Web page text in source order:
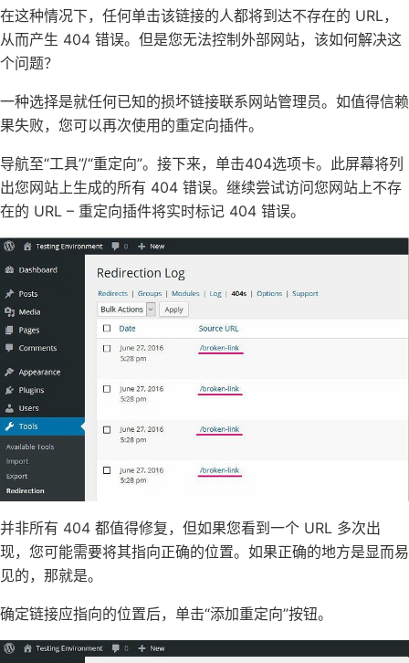
在这种情况下，任何单击该链接的人都将到达不存在的 URL，
从而产生 404 错误。但是您无法控制外部网站，该如何解决这
个问题？
一种选择是就任何已知的损坏链接联系网站管理员。如值得信赖
果失败，您可以再次使用的重定向插件。
导航至“工具”/“重定向”。接下来，单击404选项卡。此屏幕将列
出您​​网站上生成的所有 404 错误。继续尝试访问您网站上不存
在的 URL – 重定向插件将实时标记 404 错误。
并非所有 404 都值得修复，但如果您看到一个 URL 多次出
现，您可能需要将其指向正确的位置。如果正确的地方是显而易
见的，那就是。
确定链接应指向的位置后，单击“添加重定向”按钮。